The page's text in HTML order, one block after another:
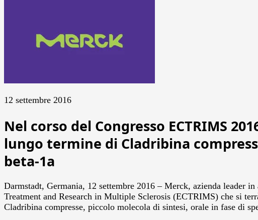
12 settembre 2016
Nel corso del Congresso ECTRIMS
lungo termine di Cladribina
beta-1a
Darmstadt, Germania, 12 settembre 2016 – Merck, azienda leader
Treatment and Research in Multiple Sclerosis (ECTRIMS) che si
Cladribina compresse, piccolo molecola di sintesi, orale in fase di